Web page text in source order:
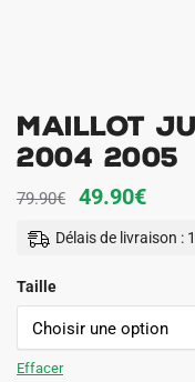
Maillot
2004 2005
79.90€
Le
prix
79.90€.
49.90€Le
prix
Délais de livraison :
Taille
Effacer